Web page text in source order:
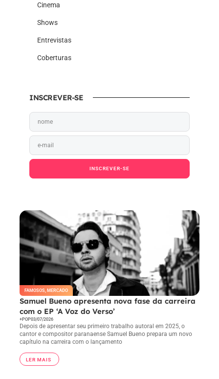
Cinema
Shows
Entrevistas
Coberturas
INSCREVER-SE
INSCREVER-SE
FAMOSOS MERCADO
Samuel Bueno apresenta nova fase da carreira
com o EP ‘A Voz do Verso’
+POP03/07/2026
Depois de apresentar seu primeiro trabalho autoral em 2025, o
cantor e compositor paranaense Samuel Bueno prepara um novo
capítulo na carreira com o lançamento
LER MAIS